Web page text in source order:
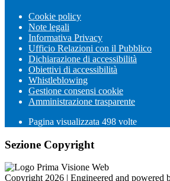
Cookie policy
Note legali
Informativa Privacy
Ufficio Relazioni con il Pubblico
Dichiarazione di accessibilità
Obiettivi di accessibilità
Whistleblowing
Gestione consensi cookie
Amministrazione trasparente
Pagina visualizzata 498 volte
Sezione Copyright
Copyright 2026 | Engineered and powered